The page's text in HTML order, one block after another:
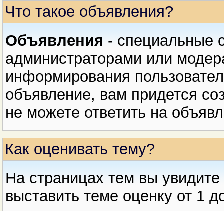
Что такое объявления?
Объявления - специальные
администраторами или
информирования
объявление, вам придется
не можете ответить на
Как оценивать тему?
На страницах тем вы
выставить теме оценку от 1